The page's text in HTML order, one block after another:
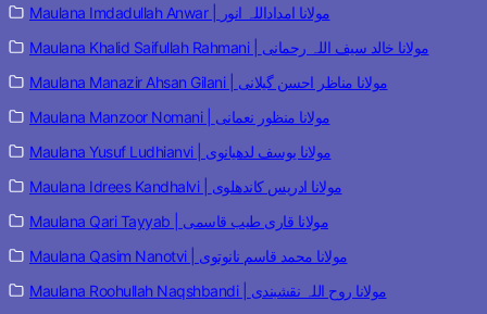
Maulana Imdadullah Anwar | مولانا امداداللہ انور
Maulana Khalid Saifullah Rahmani | مولانا خالد سیف اللہ رحمانی
Maulana Manazir Ahsan Gilani | مولانا مناظر احسن گیلانی
Maulana Manzoor Nomani | مولانا منظور نعمانی
Maulana Yusuf Ludhianvi | مولانا یوسف لدھیانوی
Maulana Idrees Kandhalvi | مولانا ادریس کاندھلوی
Maulana Qari Tayyab | مولانا قاری طیب قاسمی
Maulana Qasim Nanotvi | مولانا محمد قاسم نانوتوی
Maulana Roohullah Naqshbandi | مولانا روح اللہ نقشبندی